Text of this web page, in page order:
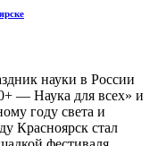
науки в России
— Наука для всех» и
году света и
Красноярск стал